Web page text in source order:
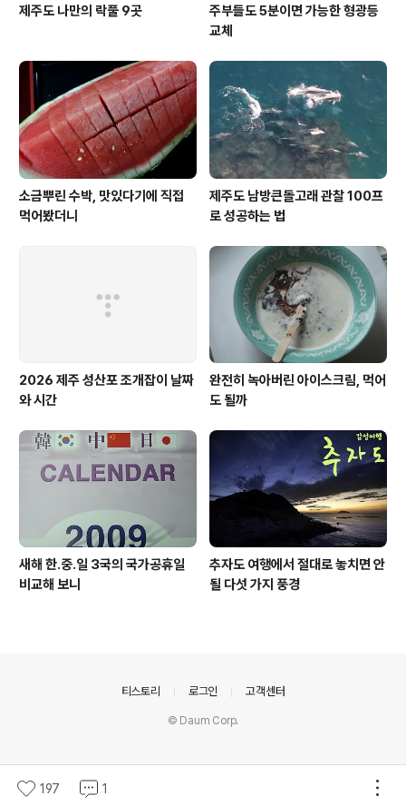
제주도 나만의 락풀 9곳
주부들도 5분이면 가능한 형광등
교체
소금뿌린 수박, 맛있다기에 직접
먹어봤더니
제주도 남방큰돌고래 관찰 100프
로 성공하는 법
2026 제주 성산포 조개잡이 날짜
와 시간
완전히 녹아버린 아이스크림, 먹어
도 될까
새해 한.중.일 3국의 국가공휴일
비교해 보니
추자도 여행에서 절대로 놓치면 안
될 다섯 가지 풍경
197 1
티스토리 로그인 고객센터
© Daum Corp.